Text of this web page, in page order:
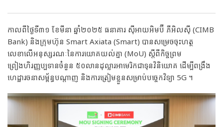
កាលពីថ្ងៃទី៣១ ខែមីនា ឆ្នាំ២០២៥​ ធនាគារ ស៊ីអាយអិមប៊ី ភីអិលស៊ី (CIMB
Bank) និងក្រុមហ៊ុន Smart Axiata (Smart) បានសម្រេចចុះហត្ថ
លេខាលើអនុស្សរណៈនៃការយោគយល់គ្នា (MoU) ស្ដីពីកិច្ចព្រម
ព្រៀងហិរញ្ញប្បទានចំនួន ៥០លានដុល្លារអាមេរិកជាទុនវិនិយោគ ដើម្បីពង្រឹង
ហេដ្ឋារចនាសម្ព័ន្ធបណ្តាញ និងការត្រៀមខ្លួនសម្រាប់បច្ចេកវិទ្យា 5G ។